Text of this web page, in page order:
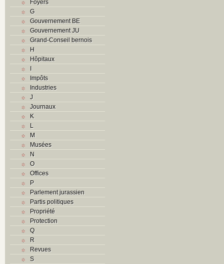
Foyers
G
Gouvernement BE
Gouvernement JU
Grand-Conseil bernois
H
Hôpitaux
I
Impôts
Industries
J
Journaux
K
L
M
Musées
N
O
Offices
P
Parlement jurassien
Partis politiques
Propriété
Protection
Q
R
Revues
S